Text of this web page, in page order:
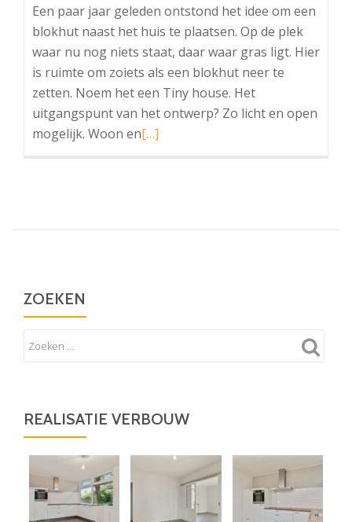
Een paar jaar geleden ontstond het idee om een
blokhut naast het huis te plaatsen. Op de plek
waar nu nog niets staat, daar waar gras ligt. Hier
is ruimte om zoiets als een blokhut neer te
zetten. Noem het een Tiny house. Het
uitgangspunt van het ontwerp? Zo licht en open
mogelijk. Woon enLees
[…]
ZOEKEN
REALISATIE VERBOUW